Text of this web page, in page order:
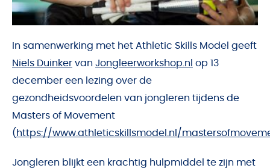
In samenwerking met het Athletic Skills Model geeft
Niels Duinker van Jongleerworkshop.nl op 13
december een lezing over de
gezondheidsvoordelen van jongleren tijdens de
Masters of Movement
( https://www.athleticskillsmodel.nl/
Jongleren blijkt een krachtig hulpmiddel te zijn met